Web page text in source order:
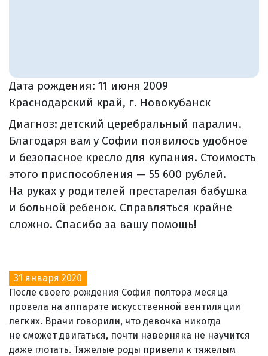
Дата рождения: 11 июня 2009
Краснодарский край, г. Новокубанск
Диагноз: детский церебральный паралич.
Благодаря вам у Софии появилось удобное
и безопасное кресло для купания. Стоимость
этого приспособления — 55 600 рублей.
На руках у родителей престарелая бабушка
и больной ребенок. Справляться крайне
сложно. Спасибо за вашу помощь!
31 января 2020
После своего рождения София полтора месяца
провела на аппарате искусственной вентиляции
легких. Врачи говорили, что девочка никогда
не сможет двигаться, почти наверняка не научится
даже глотать. Тяжелые роды привели к тяжелым